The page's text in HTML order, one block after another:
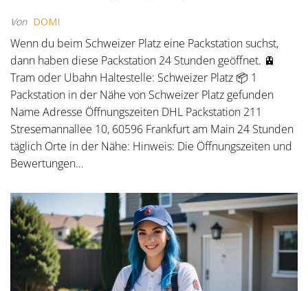
Von DOMI
Wenn du beim Schweizer Platz eine Packstation suchst,
dann haben diese Packstation 24 Stunden geöffnet. 🚊
Tram oder Ubahn Haltestelle: Schweizer Platz 📦 1
Packstation in der Nähe von Schweizer Platz gefunden
Name Adresse Öffnungszeiten DHL Packstation 211
Stresemannallee 10, 60596 Frankfurt am Main 24 Stunden
täglich Orte in der Nähe: Hinweis: Die Öffnungszeiten und
Bewertungen…